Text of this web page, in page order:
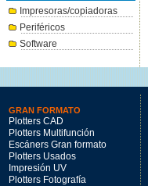
Impresoras/copiadoras
Periféricos
Software
GRAN FORMATO
Plotters CAD
Plotters Multifunción
Escáners Gran formato
Plotters Usados
Impresión UV
Plotters Fotografía